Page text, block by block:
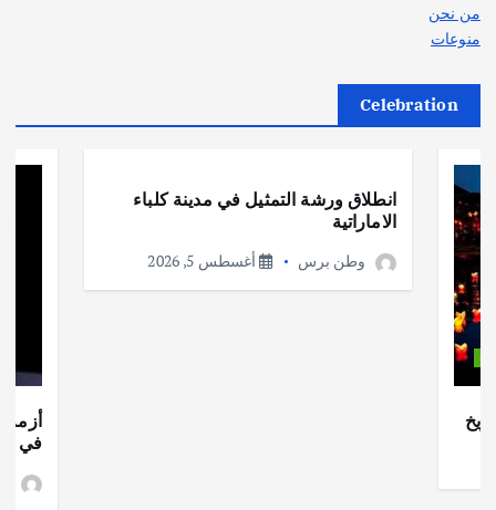
من نحن
منوعات
Celebration
انطلاق ورشة التمثيل في مدينة كلباء
الاماراتية
وطن برس أغسطس 5, 2026
أزمة
في